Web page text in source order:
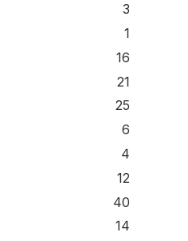
3
1
16
21
25
6
4
12
40
14